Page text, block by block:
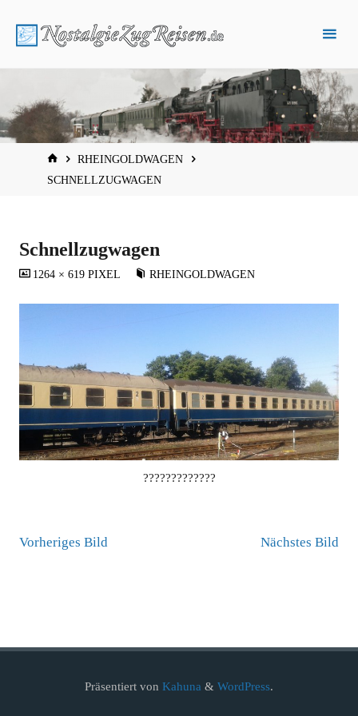
Inhalt
START
RHEINGOLDWAGEN
SCHNELLZUGWAGEN
Schnellzugwagen
VOLLSTÄNDIGE
1264 × 619PIXEL RHEINGOLDWAGEN
?????????????
Vorheriges Bild Nächstes Bild
Präsentiert von Kahuna & WordPress.